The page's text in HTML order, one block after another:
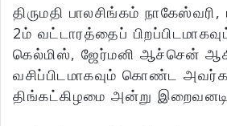
திருமதி பாலசிங்கம் நாகேஸ்வரி,
2ம் வட்டாரத்தைப்
கெல்மிஸ், ஜேர்மனி ஆச்சென்
வசிப்பிடமாகவும் கொண்ட
திங்கட்கிழமை அன்று